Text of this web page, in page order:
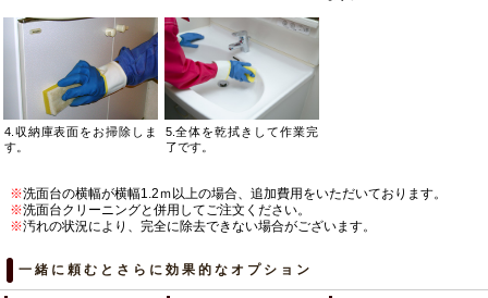
4.収納庫表面をお掃除しま
す。
5.全体を乾拭きして作業完
了です。
※洗面台の横幅が横幅1.2ｍ以上の場合、追加費用をいただいております。
※洗面台クリーニングと併用してご注文ください。
※汚れの状況により、完全に除去できない場合がございます。
一緒に頼むとさらに効果的なオプション